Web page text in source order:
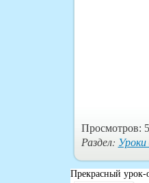
Просмотров:
Раздел:
Прекрасный